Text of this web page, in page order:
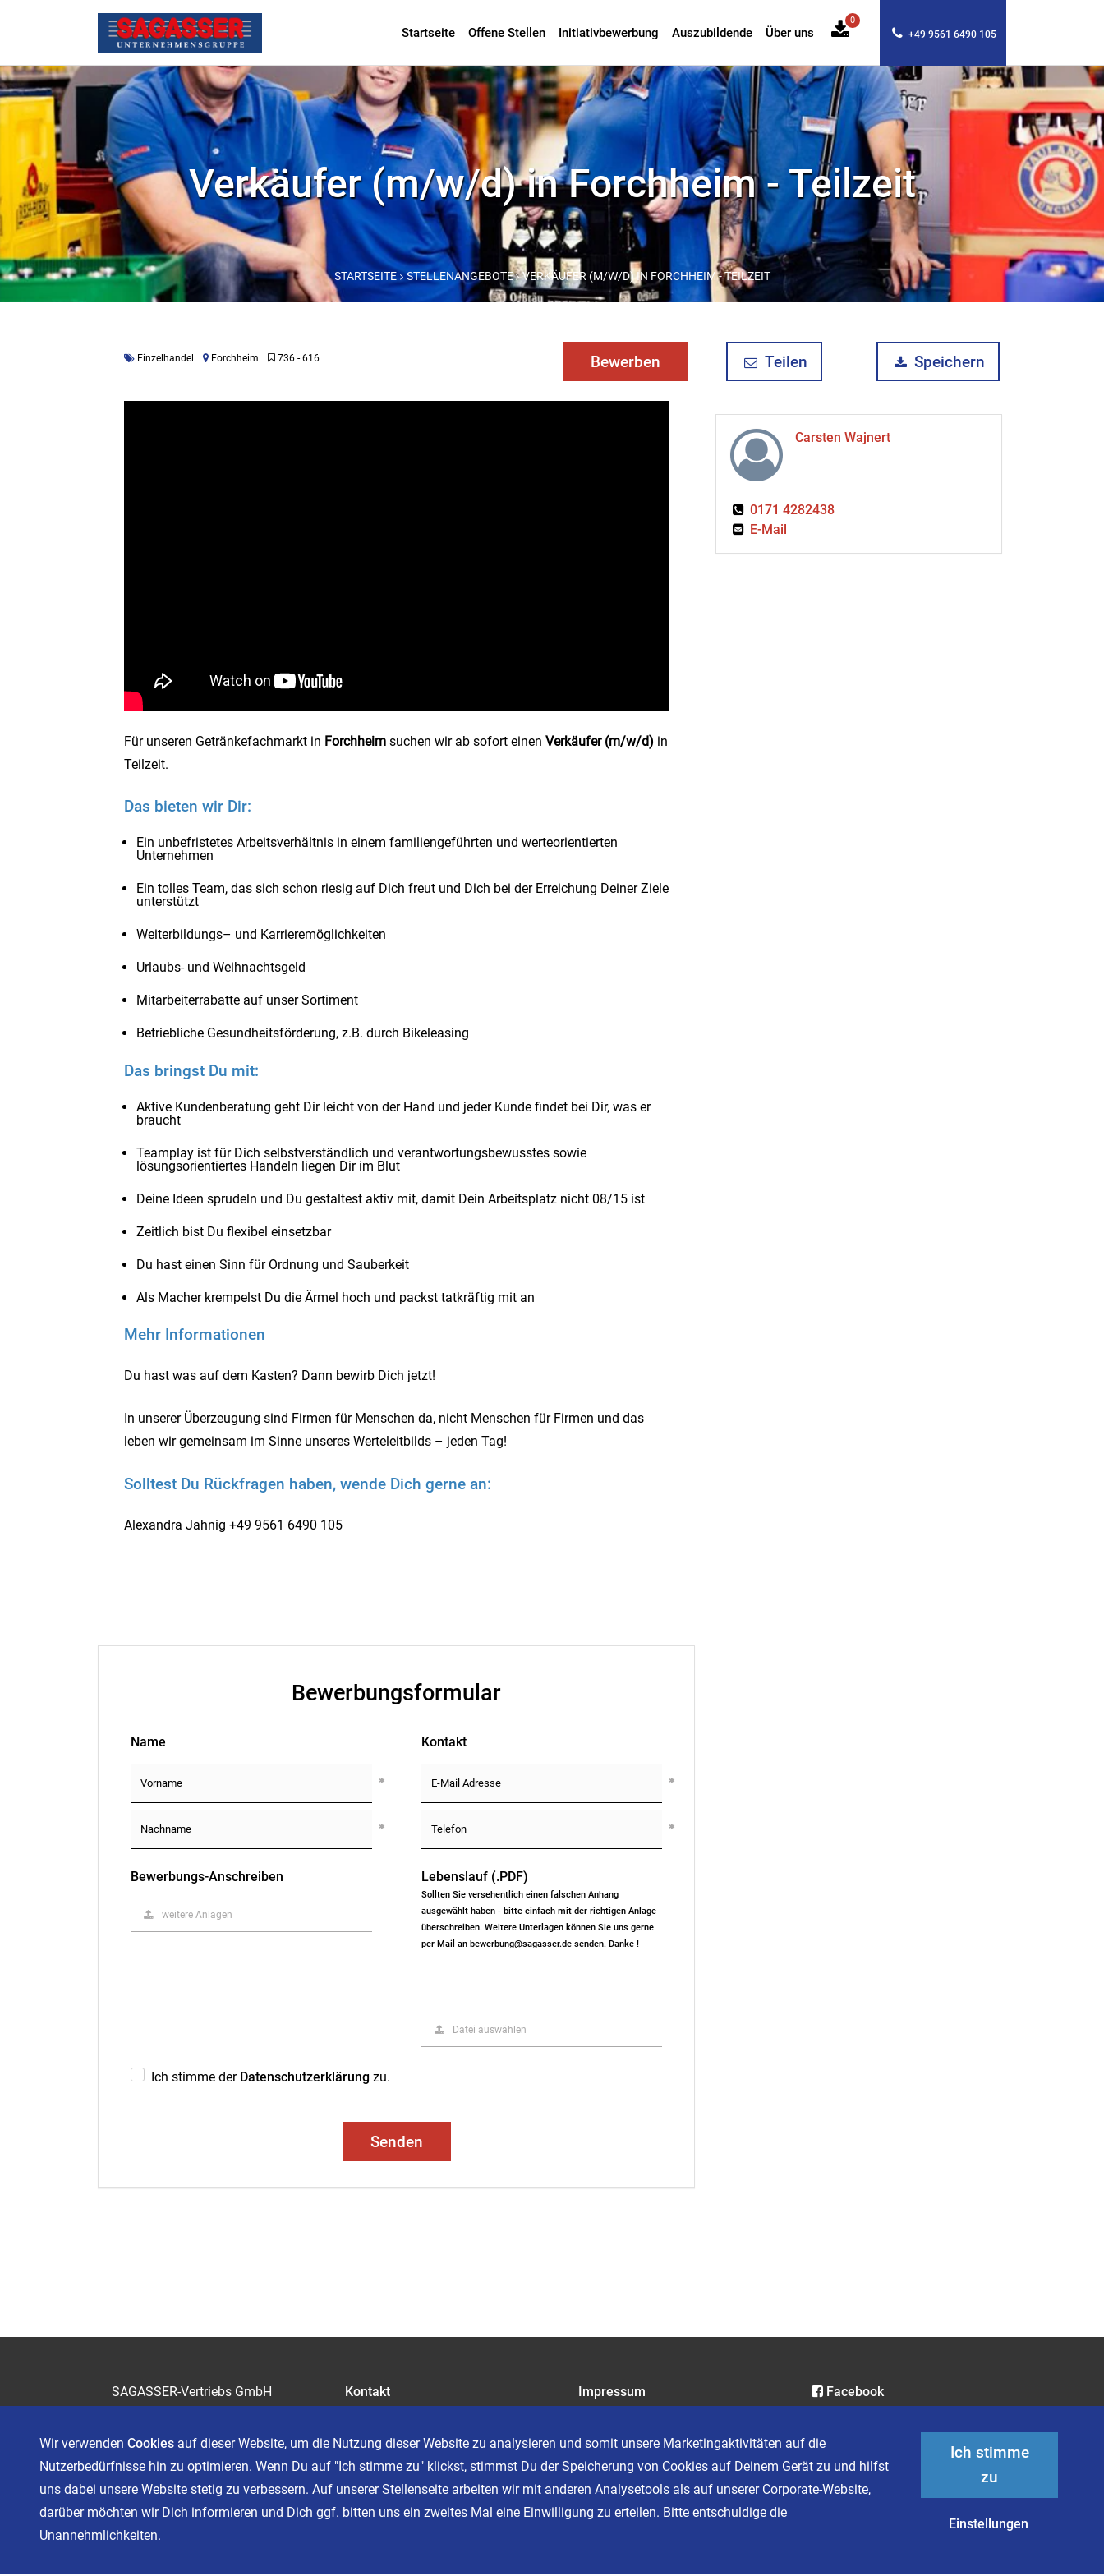
+49 9561 6490 105
Startseite Offene Stellen Initiativbewerbung Auszubildende Über uns
0
Verkäufer (m/w/d) in Forchheim - Teilzeit
STARTSEITE STELLENANGEBOTE VERKÄUFER (M/W/D) IN FORCHHEIM - TEILZEIT
Einzelhandel Forchheim 736 - 616 Bewerben Teilen Speichern
Für unseren Getränkefachmarkt in Forchheim suchen wir ab sofort einen Verkäufer (m/w/d) in
Teilzeit.
Das bieten wir Dir:
Ein unbefristetes Arbeitsverhältnis in einem familiengeführten und werteorientierten
Unternehmen
Ein tolles Team, das sich schon riesig auf Dich freut und Dich bei der Erreichung Deiner Ziele
unterstützt
Weiterbildungs– und Karrieremöglichkeiten
Urlaubs- und Weihnachtsgeld
Mitarbeiterrabatte auf unser Sortiment
Betriebliche Gesundheitsförderung, z.B. durch Bikeleasing
Das bringst Du mit:
Aktive Kundenberatung geht Dir leicht von der Hand und jeder Kunde findet bei Dir, was er
braucht
Teamplay ist für Dich selbstverständlich und verantwortungsbewusstes sowie
lösungsorientiertes Handeln liegen Dir im Blut
Deine Ideen sprudeln und Du gestaltest aktiv mit, damit Dein Arbeitsplatz nicht 08/15 ist
Zeitlich bist Du flexibel einsetzbar
Du hast einen Sinn für Ordnung und Sauberkeit
Als Macher krempelst Du die Ärmel hoch und packst tatkräftig mit an
Mehr Informationen
Du hast was auf dem Kasten? Dann bewirb Dich jetzt!
In unserer Überzeugung sind Firmen für Menschen da, nicht Menschen für Firmen und das
leben wir gemeinsam im Sinne unseres Werteleitbilds – jeden Tag!
Solltest Du Rückfragen haben, wende Dich gerne an:
Alexandra Jahnig +49 9561 6490 105
Bewerbungsformular
Name
Bewerbungs-Anschreiben
weitere Anlagen
Kontakt
Lebenslauf (.PDF)
Sollten Sie versehentlich einen falschen Anhang
ausgewählt haben - bitte einfach mit der richtigen Anlage
überschreiben. Weitere Unterlagen können Sie uns gerne
per Mail an bewerbung@sagasser.de senden. Danke !
Datei auswählen
Ich stimme der Datenschutzerklärung zu.
Senden
Carsten Wajnert
0171 4282438
E-Mail
SAGASSER-Vertriebs GmbH
96450 Coburg
Telefon 09561 6490-0
servus@sagasser.de
Kontakt
Impressum
AGB
Cookie Einstellungen
Facebook
XING
Wir verwenden Cookies auf dieser Website, um die Nutzung dieser Website zu analysieren und somit unsere Marketingaktivitäten auf die
Nutzerbedürfnisse hin zu optimieren. Wenn Du auf "Ich stimme zu" klickst, stimmst Du der Speicherung von Cookies auf Deinem Gerät zu und hilfst
uns dabei unsere Website stetig zu verbessern. Auf unserer Stellenseite arbeiten wir mit anderen Analysetools als auf unserer Corporate-Website,
darüber möchten wir Dich informieren und Dich ggf. bitten uns ein zweites Mal eine Einwilligung zu erteilen. Bitte entschuldige die
Unannehmlichkeiten.
Ich stimme
zu
Einstellungen